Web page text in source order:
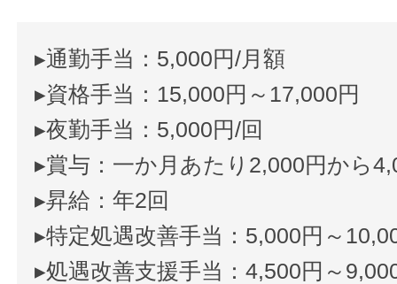
▸通勤手当：5,000円/月額
▸資格手当：15,000円～17,000円
▸夜勤手当：5,000円/回
▸賞与：一か月あたり2,000円から
▸昇給：年2回
▸特定処遇改善手当：5,000円～
▸処遇改善支援手当：4,500円～